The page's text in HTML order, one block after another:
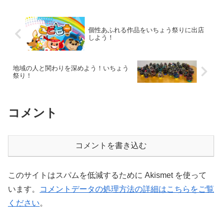
個性あふれる作品をいちょう祭りに出店
しよう！
地域の人と関わりを深めよう！いちょう
祭り！
コメント
コメントを書き込む
このサイトはスパムを低減するために Akismet を使って
います。
コメントデータの処理方法の詳細はこちらをご覧
ください。